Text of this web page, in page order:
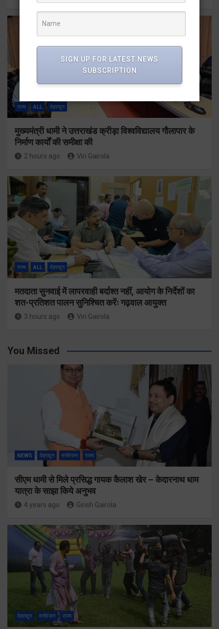
राज्य ALL देहरादून
मुख्यमंत्री धामी ने उत्तराखंड क्रीड़ा विश्वविद्यालय गौलापार के
निर्माण कार्यों की समीक्षा की
2 hours ago Viri Gairola
राज्य ALL देहरादून
मतदाता सुनवाई में लापरवाही बर्दाश्त नहीं, आयोग के निर्देशों का
शत-प्रतिशत पालन सुनिश्चित करेंः गढ़वाल आयुक्त
3 hours ago Viri Gairola
You Missed
NEWS देहरादून मनोरंजन राज्य
सीएम धामी से मिले प्रसिद्ध गायक कैलाश खेर – केदारनाथ धाम
यात्रा के साझा किये अनुभव
4 years ago Girish Gairola
देहरादून मनोरंजन राज्य
SIGN UP FOR LATEST NEWS
SUBSCRIPTION